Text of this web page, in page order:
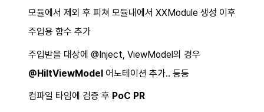
모듈에서 제외 후 피쳐 모듈내에서 XXModule 생성 이후
주입용 함수 추가
주입받을 대상에 @Inject, ViewModel의 경우
@HiltViewModel어노테이션 추가.. 등등
컴파일 타임에 검증 후 PoC PR